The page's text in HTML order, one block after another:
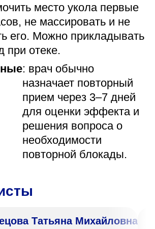
место укола первые
не массировать и не
его. Можно прикладывать
при отеке.
: врач обычно
назначает повторный
прием через 3–7 дней
для оценки эффекта и
решения вопроса о
необходимости
повторной блокады.
Татьяна Михайловна